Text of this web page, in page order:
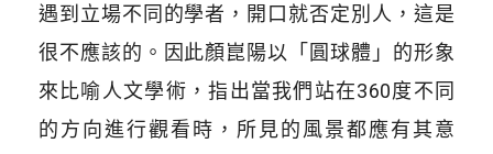
遇到立場不同的學者，開口就否定別人，這是
很不應該的。因此顏崑陽以「圓球體」的形象
來比喻人文學術，指出當我們站在360度不同
的方向進行觀看時，所見的風景都應有其意